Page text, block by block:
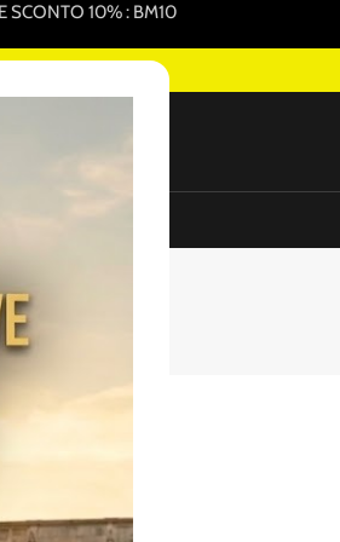
SCONTO 10% : BM10